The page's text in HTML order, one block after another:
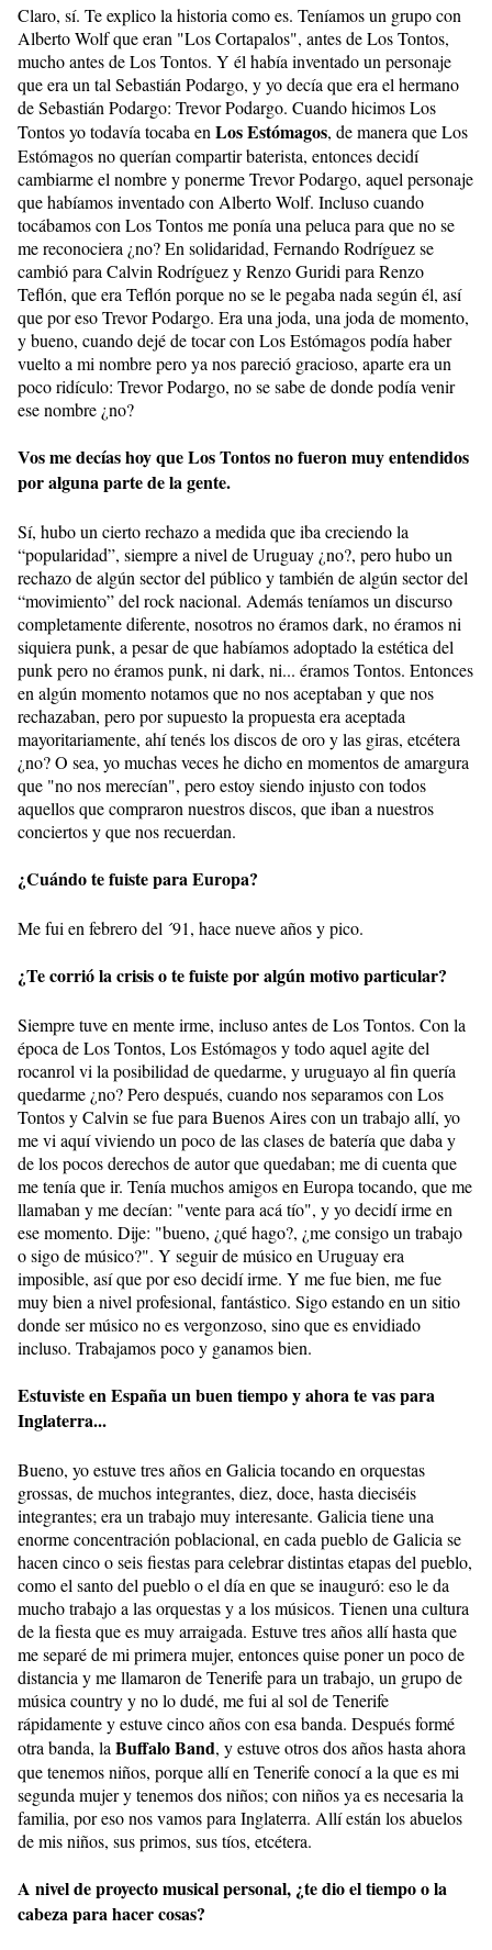
Claro, sí. Te explico la historia como es. Teníamos un grupo con
Alberto Wolf que eran "Los Cortapalos", antes de Los Tontos,
mucho antes de Los Tontos. Y él había inventado un personaje
que era un tal Sebastián Podargo, y yo decía que era el hermano
de Sebastián Podargo: Trevor Podargo. Cuando hicimos Los
Tontos yo todavía tocaba enLos Estómagos, de manera que Los
Estómagos no querían compartir baterista, entonces decidí
cambiarme el nombre y ponerme Trevor Podargo, aquel personaje
que habíamos inventado con Alberto Wolf. Incluso cuando
tocábamos con Los Tontos me ponía una peluca para que no se
me reconociera ¿no? En solidaridad, Fernando Rodríguez se
cambió para Calvin Rodríguez y Renzo Guridi para Renzo
Teflón, que era Teflón porque no se le pegaba nada según él, así
que por eso Trevor Podargo. Era una joda, una joda de momento,
y bueno, cuando dejé de tocar con Los Estómagos podía haber
vuelto a mi nombre pero ya nos pareció gracioso, aparte era un
poco ridículo: Trevor Podargo, no se sabe de donde podía venir
ese nombre ¿no?
Vos me decías hoy que Los Tontos no fueron muy entendidos
por alguna parte de la gente.
Sí, hubo un cierto rechazo a medida que iba creciendo la
“popularidad”, siempre a nivel de Uruguay ¿no?, pero hubo un
rechazo de algún sector del público y también de algún sector del
“movimiento” del rock nacional. Además teníamos un discurso
completamente diferente, nosotros no éramos dark, no éramos ni
siquiera punk, a pesar de que habíamos adoptado la estética del
punk pero no éramos punk, ni dark, ni... éramos Tontos. Entonces
en algún momento notamos que no nos aceptaban y que nos
rechazaban, pero por supuesto la propuesta era aceptada
mayoritariamente, ahí tenés los discos de oro y las giras, etcétera
¿no? O sea, yo muchas veces he dicho en momentos de amargura
que "no nos merecían", pero estoy siendo injusto con todos
aquellos que compraron nuestros discos, que iban a nuestros
conciertos y que nos recuerdan.
¿Cuándo te fuiste para Europa?
Me fui en febrero del ´91, hace nueve años y pico.
¿Te corrió la crisis o te fuiste por algún motivo particular?
Siempre tuve en mente irme, incluso antes de Los Tontos. Con la
época de Los Tontos, Los Estómagos y todo aquel agite del
rocanrol vi la posibilidad de quedarme, y uruguayo al fin quería
quedarme ¿no? Pero después, cuando nos separamos con Los
Tontos y Calvin se fue para Buenos Aires con un trabajo allí, yo
me vi aquí viviendo un poco de las clases de batería que daba y
de los pocos derechos de autor que quedaban; me di cuenta que
me tenía que ir. Tenía muchos amigos en Europa tocando, que me
llamaban y me decían: "vente para acá tío", y yo decidí irme en
ese momento. Dije: "bueno, ¿qué hago?, ¿me consigo un trabajo
o sigo de músico?". Y seguir de músico en Uruguay era
imposible, así que por eso decidí irme. Y me fue bien, me fue
muy bien a nivel profesional, fantástico. Sigo estando en un sitio
donde ser músico no es vergonzoso, sino que es envidiado
incluso. Trabajamos poco y ganamos bien.
Estuviste en España un buen tiempo y ahora te vas para
Inglaterra...
Bueno, yo estuve tres años en Galicia tocando en orquestas
grossas, de muchos integrantes, diez, doce, hasta dieciséis
integrantes; era un trabajo muy interesante. Galicia tiene una
enorme concentración poblacional, en cada pueblo de Galicia se
hacen cinco o seis fiestas para celebrar distintas etapas del pueblo,
como el santo del pueblo o el día en que se inauguró: eso le da
mucho trabajo a las orquestas y a los músicos. Tienen una cultura
de la fiesta que es muy arraigada. Estuve tres años allí hasta que
me separé de mi primera mujer, entonces quise poner un poco de
distancia y me llamaron de Tenerife para un trabajo, un grupo de
música country y no lo dudé, me fui al sol de Tenerife
rápidamente y estuve cinco años con esa banda. Después formé
otra banda, laBuffalo Band, y estuve otros dos años hasta ahora
que tenemos niños, porque allí en Tenerife conocí a la que es mi
segunda mujer y tenemos dos niños; con niños ya es necesaria la
familia, por eso nos vamos para Inglaterra. Allí están los abuelos
de mis niños, sus primos, sus tíos, etcétera.
A nivel de proyecto musical personal, ¿te dio el tiempo o la
cabeza para hacer cosas?